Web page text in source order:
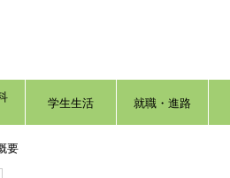
学生生活 就職・進路
要